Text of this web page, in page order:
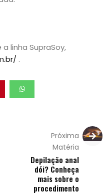
linha SupraSoy,
.
Próxima
Matéria
Depilação anal
dói? Conheça
mais sobre o
procedimento